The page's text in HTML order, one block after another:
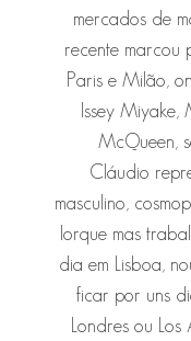
mercados de
recente marcou
Paris e Milão,
Issey Miyake,
McQueen,
Cláudio
masculino,
Iorque mas
dia em Lisboa,
ficar por uns
Londres ou Los